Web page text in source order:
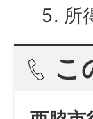
所
こ